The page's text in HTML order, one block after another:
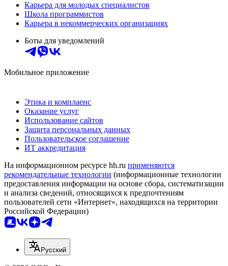
Карьера для молодых специалистов
Школа программистов
Карьера в некоммерческих организациях
Боты для уведомлений
Мобильное приложение
Этика и комплаенс
Оказание услуг
Использование сайтов
Защита персональных данных
Пользовательское соглашение
ИТ аккредитация
На информационном ресурсе hh.ru применяются
рекомендательные технологии (информационные технологии
предоставления информации на основе сбора, систематизации
и анализа сведений, относящихся к предпочтениям
пользователей сети «Интернет», находящихся на территории
Российской Федерации)
Русский